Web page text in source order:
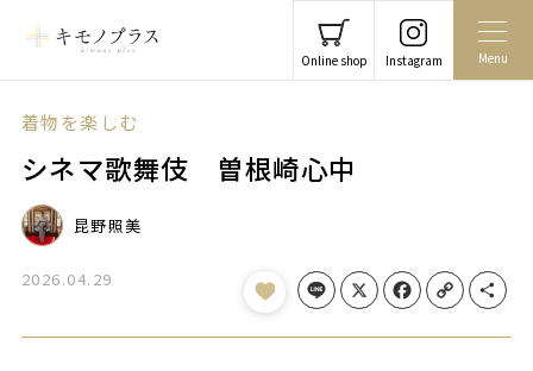
Online shop Instagram Menu
着物を楽しむ
シネマ歌舞伎 曽根崎心中
昆野照美
2026.04.29 Line X Facebook Copy Link Share